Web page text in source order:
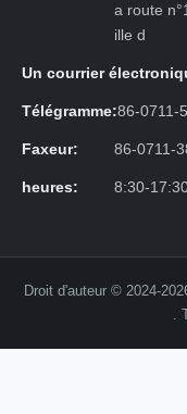
a route
ille d
Un courrier
Télégramme:86-0711-
Faxeur: 86-0711-
heures: 8:30-
Droit d'auteur © 2024-
.